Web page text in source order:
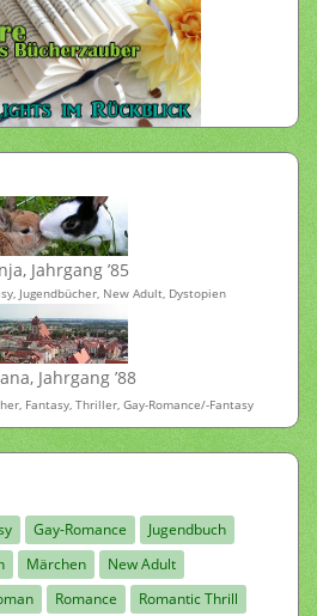
Jahrgang ’85
Jugendbücher, New Adult, Dystopien
Jahrgang ’88
Fantasy, Thriller, Gay-Romance/-Fantasy
Gay-Romance
Jugendbuch
Märchen
New Adult
Romance
Romantic Thrill